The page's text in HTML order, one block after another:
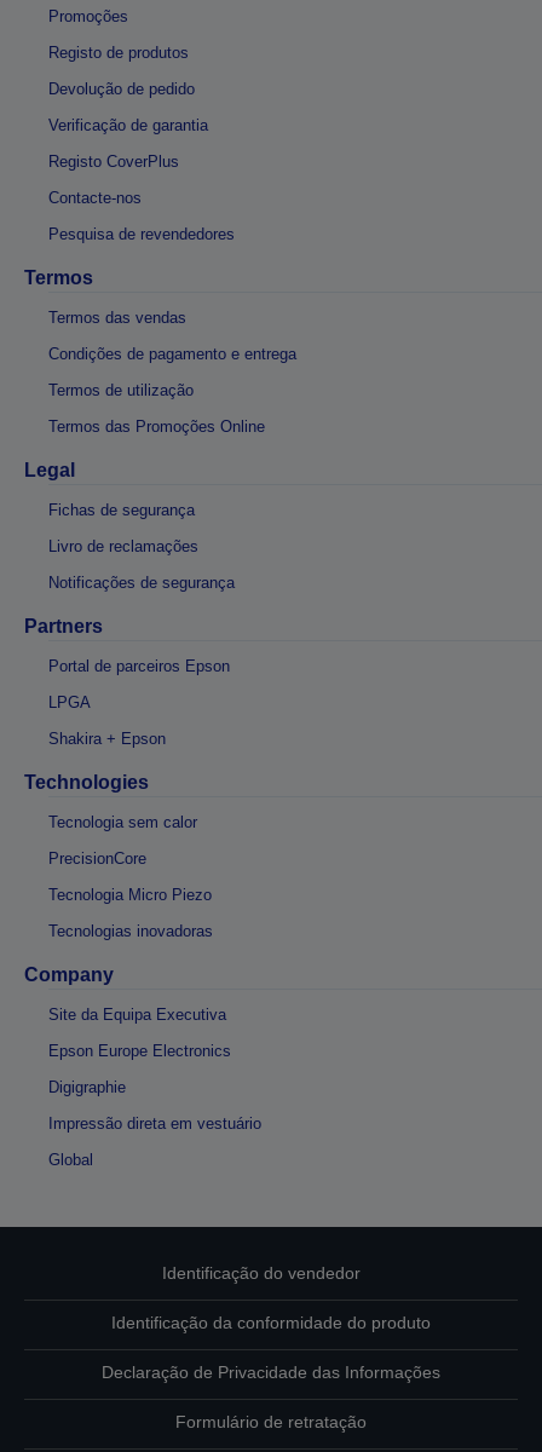
Promoções
Registo de produtos
Devolução de pedido
Verificação de garantia
Registo CoverPlus
Contacte-nos
Pesquisa de revendedores
Termos
Termos das vendas
Condições de pagamento e entrega
Termos de utilização
Termos das Promoções Online
Legal
Fichas de segurança
Livro de reclamações
Notificações de segurança
Partners
Portal de parceiros Epson
LPGA
Shakira + Epson
Technologies
Tecnologia sem calor
PrecisionCore
Tecnologia Micro Piezo
Tecnologias inovadoras
Company
Site da Equipa Executiva
Epson Europe Electronics
Digigraphie
Impressão direta em vestuário
Global
Identificação do vendedor
Identificação da conformidade do produto
Declaração de Privacidade das Informações
Formulário de retratação